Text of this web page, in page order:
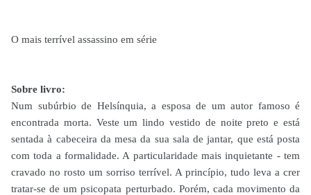
O mais terrível assassino em série
Sobre livro:
Num subúrbio de Helsínquia, a esposa de um autor famoso é
encontrada morta. Veste um lindo vestido de noite preto e está
sentada à cabeceira da mesa da sua sala de jantar, que está posta
com toda a formalidade. A particularidade mais inquietante - tem
cravado no rosto um sorriso terrível. A princípio, tudo leva a crer
tratar-se de um psicopata perturbado. Porém, cada movimento da